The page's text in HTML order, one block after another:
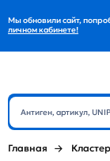
Мы обновили сайт,
личном кабинете!
Главная